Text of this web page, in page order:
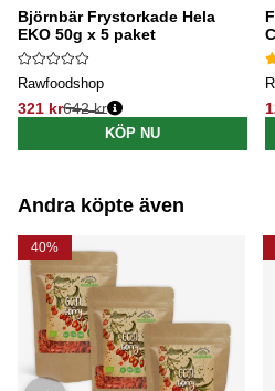
Björnbär Frystorkade Hela
EKO 50g x 5 paket
Rawfoodshop
321 kr
Ordinarie pris:
642 kr
KÖP NU
Andra köpte även
40%